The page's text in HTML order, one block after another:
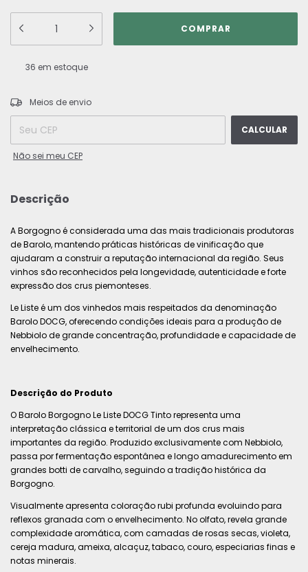
36 em estoque
Entregas para o CEP:
Meios de envio
CALCULAR
Não sei meu CEP
Descrição
A Borgogno é considerada uma das mais tradicionais produtoras
de Barolo, mantendo práticas históricas de vinificação que
ajudaram a construir a reputação internacional da região. Seus
vinhos são reconhecidos pela longevidade, autenticidade e forte
expressão dos crus piemonteses.
Le Liste é um dos vinhedos mais respeitados da denominação
Barolo DOCG, oferecendo condições ideais para a produção de
Nebbiolo de grande concentração, profundidade e capacidade de
envelhecimento.
Descrição do Produto
O Barolo Borgogno Le Liste DOCG Tinto representa uma
interpretação clássica e territorial de um dos crus mais
importantes da região. Produzido exclusivamente com Nebbiolo,
passa por fermentação espontânea e longo amadurecimento em
grandes botti de carvalho, seguindo a tradição histórica da
Borgogno.
Visualmente apresenta coloração rubi profunda evoluindo para
reflexos granada com o envelhecimento. No olfato, revela grande
complexidade aromática, com camadas de rosas secas, violeta,
cereja madura, ameixa, alcaçuz, tabaco, couro, especiarias finas e
notas minerais.